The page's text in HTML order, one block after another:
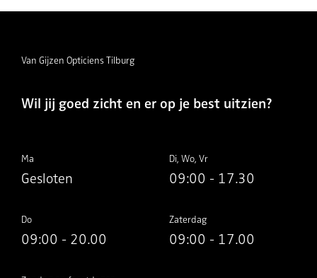
Van Gijzen Opticiens Tilburg
Wil jij goed zicht en er op je best uitzien?
Ma
Gesloten
Di, Wo, Vr
09:00 - 17.30
Do
09:00 - 20.00
Zaterdag
09:00 - 17.00